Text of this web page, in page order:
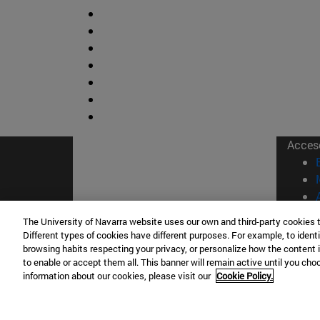
©
The University of Navarra website uses our own and third-party
Different types of cookies have different purposes. For example, to
browsing habits respecting your privacy, or personalize how the
to enable or accept them all. This banner will remain active until you
information about our cookies, please visit our Cookie Policy.